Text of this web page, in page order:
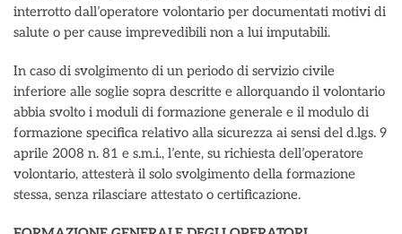
interrotto dall’operatore volontario per documentati motivi di
salute o per cause imprevedibili non a lui imputabili.
In caso di svolgimento di un periodo di servizio civile
inferiore alle soglie sopra descritte e allorquando il volontario
abbia svolto i moduli di formazione generale e il modulo di
formazione specifica relativo alla sicurezza ai sensi del d.lgs. 9
aprile 2008 n. 81 e s.m.i., l’ente, su richiesta dell’operatore
volontario, attesterà il solo svolgimento della formazione
stessa, senza rilasciare attestato o certificazione.